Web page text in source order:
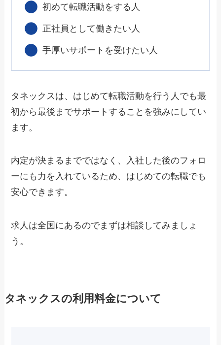
初めて転職活動をする人
正社員として働きたい人
手厚いサポートを受けたい人
タネックスは、はじめて転職活動を行う人でも最
初から最後までサポートすることを強みにしてい
ます。
内定が決まるまでではなく、入社した後のフォロ
ーにも力を入れているため、はじめての転職でも
安心できます。
求人は全国にあるのでまずは相談してみましょ
う。
タネックスの利用料金について